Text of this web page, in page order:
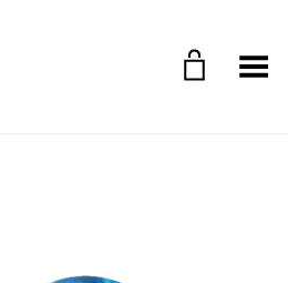
Toggle Menu